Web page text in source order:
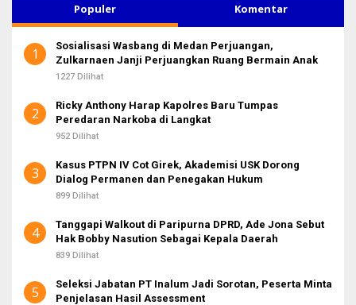
n
u
k
Populer Komentar
1
Sosialisasi Wasbang di Medan Perjuangan,
Zulkarnaen Janji Perjuangkan Ruang Bermain Anak
1227 Dilihat
2
Ricky Anthony Harap Kapolres Baru Tumpas
Peredaran Narkoba di Langkat
952 Dilihat
3
Kasus PTPN IV Cot Girek, Akademisi USK Dorong
Dialog Permanen dan Penegakan Hukum
899 Dilihat
4
Tanggapi Walkout di Paripurna DPRD, Ade Jona Sebut
Hak Bobby Nasution Sebagai Kepala Daerah
839 Dilihat
5
Seleksi Jabatan PT Inalum Jadi Sorotan, Peserta Minta
Penjelasan Hasil Assessment